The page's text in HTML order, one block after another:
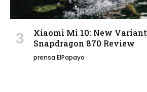
Xiaomi Mi 10: New
Snapdragon 870 Review
prensa ElPapayo